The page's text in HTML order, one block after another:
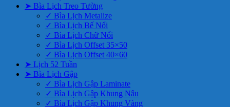
➤ Bìa Lịch Treo Tường
✓ Bìa Lịch Metalize
✓ Bìa Lịch Bế Nổi
✓ Bìa Lịch Chữ Nổi
✓ Bìa Lịch Offset 35×50
✓ Bìa Lịch Offset 40×60
➤ Lịch 52 Tuần
➤ Bìa Lịch Gập
✓ Bìa Lịch Gập Laminate
✓ Bìa Lịch Gập Khung Nâu
✓ Bìa Lịch Gập Khung Vàng